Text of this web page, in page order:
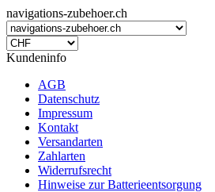
navigations-zubehoer.ch
Kundeninfo
AGB
Datenschutz
Impressum
Kontakt
Versandarten
Zahlarten
Widerrufsrecht
Hinweise zur Batterieentsorgung